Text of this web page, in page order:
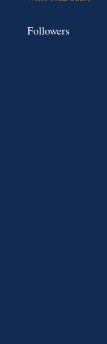
Followers